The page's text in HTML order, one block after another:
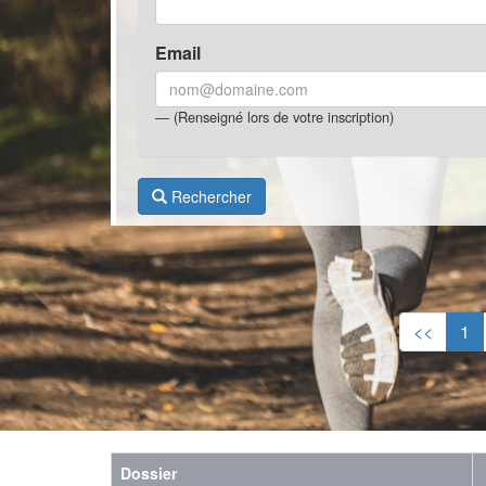
Email
(Renseigné lors de votre inscription)
Rechercher
<< 1
Dossier